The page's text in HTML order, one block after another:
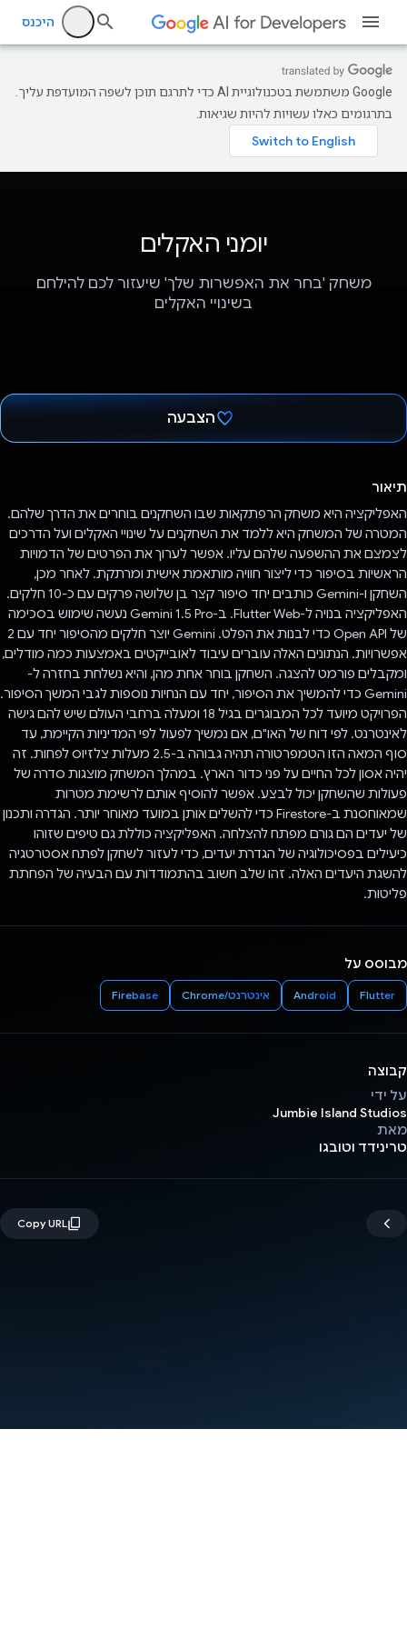
היכנס
‫Google משתמשת בטכנולוגיית AI כדי לתרגם תוכן לשפה המועדפת עליך.
בתרגומים כאלו עשויות להיות שגיאות.
יומני האקלים
משחק 'בחר את האפשרות שלך' שיעזור לכם להילחם
בשינויי האקלים
הצבעה
תיאור
האפליקציה היא משחק הרפתקאות שבו השחקנים בוחרים את הדרך שלהם.
המטרה של המשחק היא ללמד את השחקנים על שינויי האקלים ועל הדרכים
לצמצם את ההשפעה שלהם עליו. אפשר לערוך את הפרטים של הדמויות
הראשיות בסיפור כדי ליצור חוויה מותאמת אישית ומרתקת. לאחר מכן,
השחקן ו-Gemini כותבים יחד סיפור קצר בן שלושה פרקים עם כ-10 חלקים.
האפליקציה בנויה ל-Flutter Web. ב-Gemini 1.5 Pro נעשה שימוש בסכימה
של Open API כדי לבנות את הפלט. Gemini יוצר חלקים מהסיפור יחד עם 2
אפשרויות. הנתונים האלה עוברים עיבוד לאובייקטים באמצעות כמה מודלים,
ומקבלים פורמט להצגה. השחקן בוחר אחת מהן, והיא נשלחת בחזרה ל-
Gemini כדי להמשיך את הסיפור, יחד עם הנחיות נוספות לגבי המשך הסיפור.
הפרויקט מיועד לכל המבוגרים בגיל 18 ומעלה ברחבי העולם שיש להם גישה
לאינטרנט. לפי דוח של האו"ם, אם נמשיך לפעול לפי המדיניות הקיימת, עד
סוף המאה הזו הטמפרטורה תהיה גבוהה ב-2.5 מעלות צלזיוס לפחות. זה
יהיה אסון לכל החיים על פני כדור הארץ. במהלך המשחק מוצגות סדרה של
פעולות שהשחקן יכול לבצע. אפשר להוסיף אותם לרשימת מטרות
שמאוחסנת ב-Firestore כדי להשלים אותן במועד מאוחר יותר. הגדרה ותכנון
של יעדים הם גורם מפתח להצלחה. האפליקציה כוללת גם טיפים שזוהו
כיעילים בפסיכולוגיה של הגדרת יעדים, כדי לעזור לשחקן לפתח אסטרטגיה
להשגת היעדים האלה. זהו שלב חשוב בהתמודדות עם הבעיה של הפחתת
פליטות.
מבוסס על
Flutter
Android אינטרנט/Chrome Firebase
קבוצה
על ידי
Jumbie Island Studios
מאת
טרינידד וטובגו